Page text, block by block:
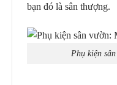
bạn đó là sân thượng.
Phụ kiện